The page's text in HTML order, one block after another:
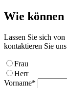
Wie
Lassen Sie sich
kontaktieren Sie
Frau
Herr
Vorname*